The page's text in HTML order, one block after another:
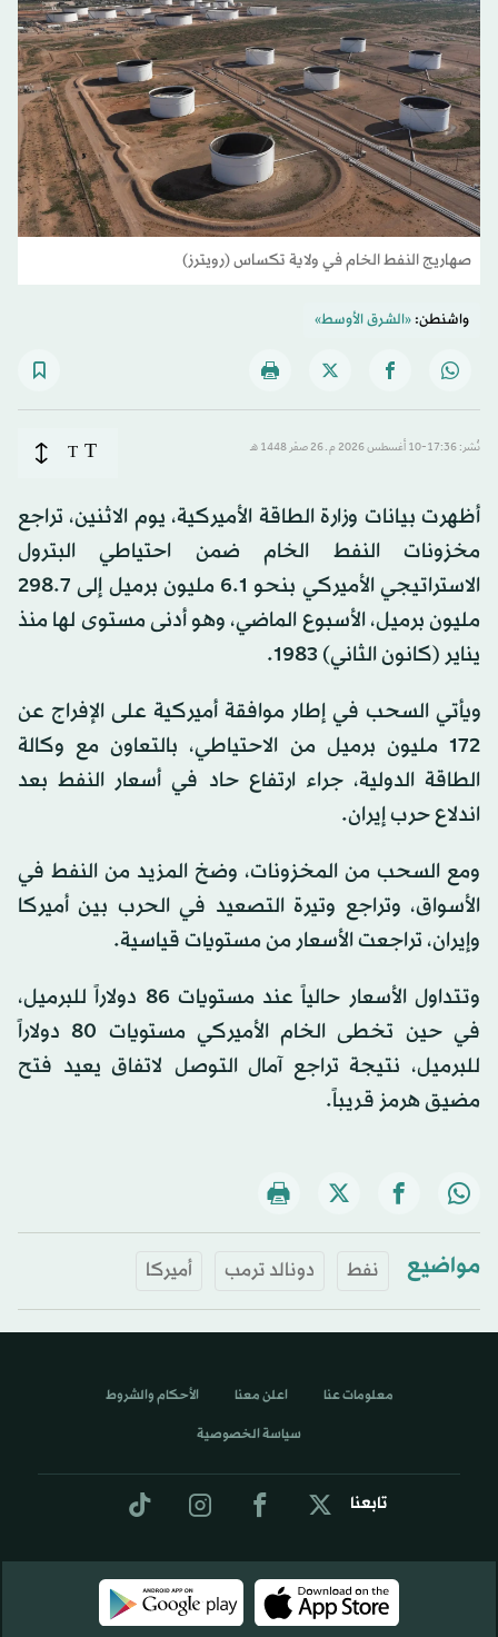
صهاريج النفط الخام في ولاية تكساس (رويترز)
واشنطن:«الشرق الأوسط»
نُشر: 17:36-10 أغسطس 2026 م ـ 26 صفَر 1448 هـ T
T
أظهرت بيانات وزارة الطاقة الأميركية، يوم الاثنين، تراجع
مخزونات النفط الخام ضمن احتياطي البترول
الاستراتيجي الأميركي بنحو 6.1 مليون برميل إلى 298.7
مليون برميل، الأسبوع الماضي، وهو أدنى مستوى لها منذ
يناير (كانون الثاني) 1983.
ويأتي السحب في إطار موافقة أميركية على الإفراج عن
172 مليون برميل من الاحتياطي، بالتعاون مع وكالة
الطاقة الدولية، جراء ارتفاع حاد في أسعار النفط بعد
اندلاع حرب إيران.
ومع السحب من المخزونات، وضخ المزيد من النفط في
الأسواق، وتراجع وتيرة التصعيد في الحرب بين أميركا
وإيران، تراجعت الأسعار من مستويات قياسية.
وتتداول الأسعار حالياً عند مستويات 86 دولاراً للبرميل،
في حين تخطى الخام الأميركي مستويات 80 دولاراً
للبرميل، نتيجة تراجع آمال التوصل لاتفاق يعيد فتح
مضيق هرمز قريباً.
مواضيع نفط دونالد ترمب أميركا
تابعنا
معلومات عنا اعلن معنا الأحكام والشروط
سياسة الخصوصية